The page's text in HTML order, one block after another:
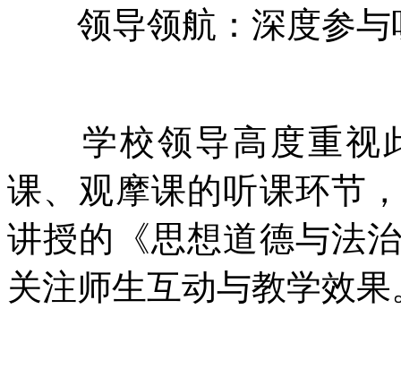
领导领航：深度参与
学校领导高度重视
课、观摩课的听课环节
讲授的《思想道德与法
关注师生互动与教学效果